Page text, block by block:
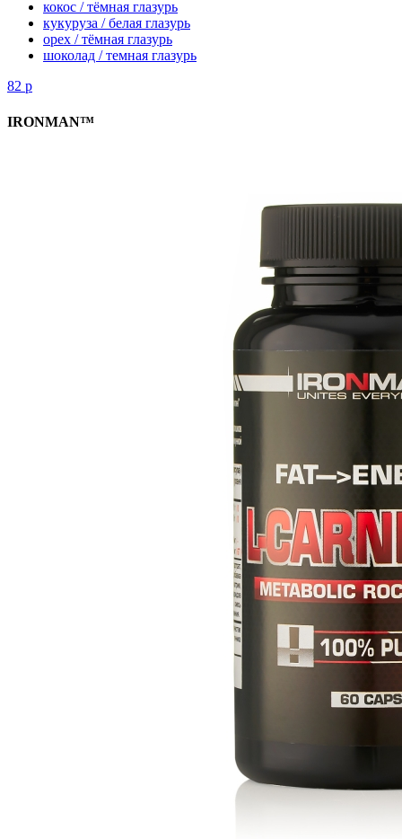
кокос / тёмная глазурь
кукуруза / белая глазурь
орех / тёмная глазурь
шоколад / темная глазурь
82 р
IRONMAN™